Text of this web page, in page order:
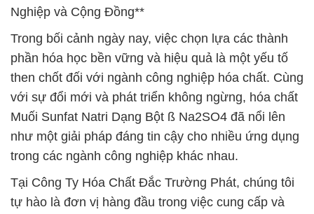
Nghiệp và Cộng Đồng**
Trong bối cảnh ngày nay, việc chọn lựa các thành
phần hóa học bền vững và hiệu quả là một yếu tố
then chốt đối với ngành công nghiệp hóa chất. Cùng
với sự đổi mới và phát triển không ngừng, hóa chất
Muối Sunfat Natri Dạng Bột ß Na2SO4 đã nổi lên
như một giải pháp đáng tin cậy cho nhiều ứng dụng
trong các ngành công nghiệp khác nhau.
Tại Công Ty Hóa Chất Đắc Trường Phát, chúng tôi
tự hào là đơn vị hàng đầu trong việc cung cấp và